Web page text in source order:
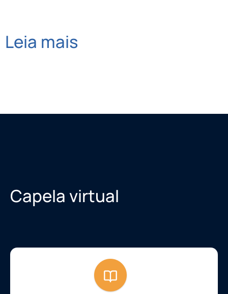
Leia mais
Capela virtual